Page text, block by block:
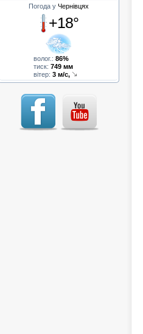
Погода у Чернівцях
+18°
волог.: 86%
тиск: 749 мм
вітер: 3 м/с,